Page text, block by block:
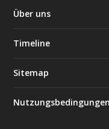
Über uns
Timeline
Sitemap